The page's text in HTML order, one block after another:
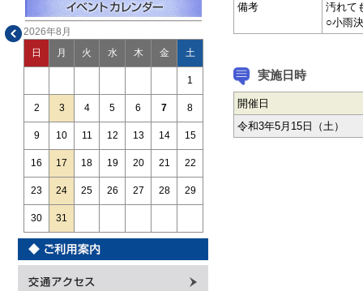
2026年8月
日 月 火 水 木 金 土
1
2 3 4 5 6 7 8
9 10 11 12 13 14 15
16 17 18 19 20 21 22
23 24 25 26 27 28 29
30 31
備考
汚れて
○小雨
実施日時
開催日
令和3年5月15日（土）